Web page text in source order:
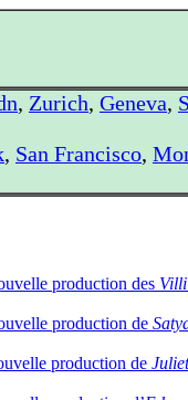
, Zurich, Geneva,
, San Francisco,
production des Villi
production de
production de